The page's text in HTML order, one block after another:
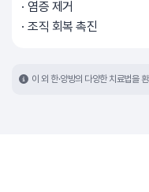
염증 제거
조직 회복 촉진
이 외 한·양방의 다양한 치료법을